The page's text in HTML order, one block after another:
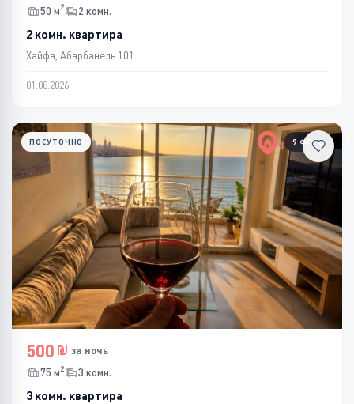
50 м2 2 комн.
2 комн. квартира
Хайфа, Абарбанель 101
01.08.2026
9 ФОТО
ПОСУТОЧНО
500
за ночь
75 м2 3 комн.
3 комн. квартира